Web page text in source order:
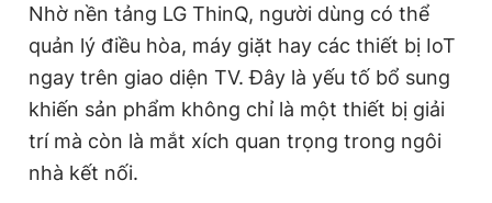
Nhờ nền tảng LG ThinQ, người dùng có thể
quản lý điều hòa, máy giặt hay các thiết bị IoT
ngay trên giao diện TV. Đây là yếu tố bổ sung
khiến sản phẩm không chỉ là một thiết bị giải
trí mà còn là mắt xích quan trọng trong ngôi
nhà kết nối.